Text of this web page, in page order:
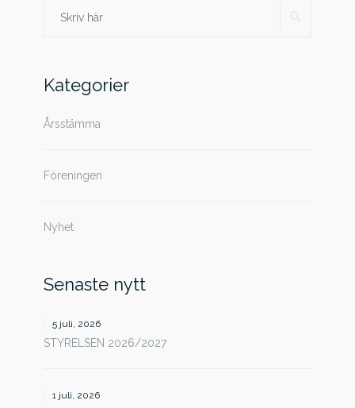
Sök
Kategorier
Årsstämma
Föreningen
Nyhet
Senaste nytt
5 juli, 2026
STYRELSEN 2026/2027
1 juli, 2026